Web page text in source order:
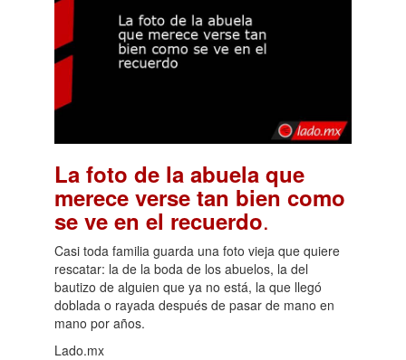
La foto de la abuela que
merece verse tan bien como
se ve en el recuerdo.
Casi toda familia guarda una foto vieja que quiere
rescatar: la de la boda de los abuelos, la del
bautizo de alguien que ya no está, la que llegó
doblada o rayada después de pasar de mano en
mano por años.
Lado.mx